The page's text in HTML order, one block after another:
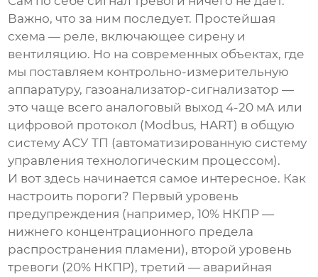
Важно, что за ним последует. Простейшая
схема — реле, включающее сирену и
вентиляцию. Но на современных объектах, где
мы поставляем контрольно-измерительную
аппаратуру, газоанализатор-сигнализатор —
это чаще всего аналоговый выход 4-20 мА или
цифровой протокол (Modbus, HART) в общую
систему АСУ ТП (автоматизированную систему
управления технологическим процессом).
И вот здесь начинается самое интересное. Как
настроить пороги? Первый уровень
предупреждения (например, 10% НКПР —
нижнего концентрационного предела
распространения пламени), второй уровень
тревоги (20% НКПР), третий — аварийная